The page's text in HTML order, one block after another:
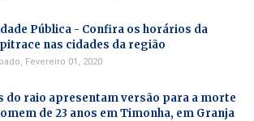
Pública - Confira os horários da
nas cidades da região
Fevereiro 01, 2020
do raio apresentam versão para a morte
de 23 anos em Timonha, em Granja